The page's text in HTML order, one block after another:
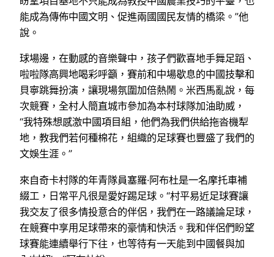
能成為傳佈中國文明、促進兩國國民友情的橋梁。”他
說。
球場邊，在動感的音樂聲中，孩子們歡喜地手舞足蹈、
啦啦隊高興地喝彩呼籲，賽前和中場歇息的中國技擊和
貝寧跳舞扮演，讓現場氛圍加倍熱鬧。米西馬亂說，每
次競賽，全村人簡直城市參加為本村球隊加油助威，
“我特殊想感激中國項目組，他們為我們供給拖沓機犁
地，教我們若何種棉花，組織的足球賽也豐盛了我們的
文娛生涯。”
來自奇卡村隊的年青隊員塞羅·阿布杜是一名摩托車補
綴工，日常平凡很是愛好踢足球。“村平易近足球賽讓
我交友了很多情投意合的伴侶，我們在一路議論足球，
在競賽中享用足球帶來的豪情和快活。我和伴侶們盼望
球賽能連續舉行下往，也等待有一天能到中國餐與加